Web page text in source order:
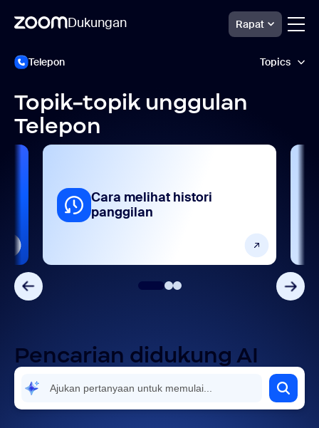
Skip
content
Dukungan Rapat
Dukungan
Phone
Topics
Telepon
Analitik dan pelaporan
Fitur produk
Pengaturan dan konfigurasi
Tanya jawab umum
Topik-topik unggulan
Telepon
Cara melihat histori
panggilan
Pencarian didukung AI